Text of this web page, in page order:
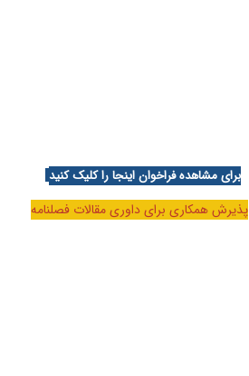
برای مشاهده فراخوان اینجا را کلیک کنید
پذیرش همکاری برای داوری مقالات فصلنامه